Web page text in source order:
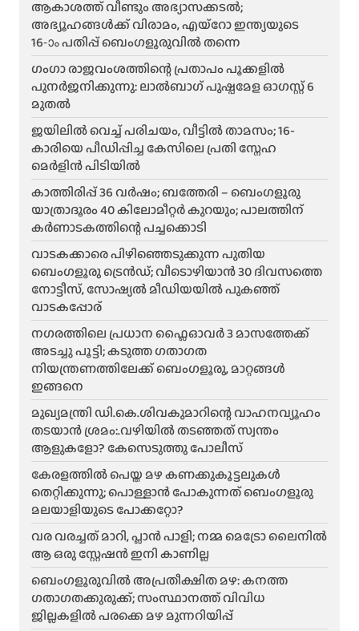
ആകാശത്ത് വീണ്ടും അഭ്യാസക്കടൽ;
അഭ്യൂഹങ്ങൾക്ക് വിരാമം, എയ്റോ ഇന്ത്യയുടെ
16-ാം പതിപ്പ് ബെംഗളൂരുവിൽ തന്നെ
ഗംഗാ രാജവംശത്തിന്റെ പ്രതാപം പൂക്കളിൽ
പുനർജനിക്കുന്നു: ലാൽബാഗ് പുഷ്പമേള ഓഗസ്റ്റ് 6
മുതൽ
ജയിലിൽ വെച്ച് പരിചയം, വീട്ടിൽ താമസം; 16-
കാരിയെ പീഡിപ്പിച്ച കേസിലെ പ്രതി സ്നേഹ
മെർളിൻ പിടിയിൽ
കാത്തിരിപ്പ് 36 വർഷം; ബത്തേരി – ബെംഗളൂരു
യാത്രാദൂരം 40 കിലോമീറ്റർ കുറയും; പാലത്തിന്
കർണാടകത്തിന്റെ പച്ചക്കൊടി
വാടകക്കാരെ പിഴിഞ്ഞെടുക്കുന്ന പുതിയ
ബെംഗളൂരു ട്രെൻഡ്; വീടൊഴിയാൻ 30 ദിവസത്തെ
നോട്ടീസ്, സോഷ്യൽ മീഡിയയിൽ പുകഞ്ഞ്
വാടകപ്പോര്
ന​ഗരത്തിലെ പ്രധാന ഫ്ലൈഓവർ 3 മാസത്തേക്ക്
അടച്ചു പൂട്ടി; കടുത്ത ഗതാഗത
നിയന്ത്രണത്തിലേക്ക് ബെംഗളൂരു, മാറ്റങ്ങൾ
ഇങ്ങനെ
മുഖ്യമന്ത്രി ഡി.കെ.ശിവകുമാറിന്റെ വാഹനവ്യൂഹം
തടയാൻ ശ്രമം:.വഴിയിൽ തടഞ്ഞത് സ്വന്തം
ആളുകളോ? കേസെടുത്തു പോലീസ്
കേരളത്തിൽ പെയ്ത മഴ കണക്കുകൂട്ടലുകൾ
തെറ്റിക്കുന്നു; പൊള്ളാൻ പോകുന്നത് ബെംഗളൂരു
മലയാളിയുടെ പോക്കറ്റോ?
വര വരച്ചത് മാറി, പ്ലാൻ പാളി; നമ്മ മെട്രോ ലൈനിൽ
ആ ഒരു സ്റ്റേഷൻ ഇനി കാണില്ല
ബെംഗളൂരുവിൽ അപ്രതീക്ഷിത മഴ: കനത്ത
ഗതാഗതക്കുരുക്ക്; സംസ്ഥാനത്ത് വിവിധ
ജില്ലകളിൽ പരക്കെ മഴ മുന്നറിയിപ്പ്